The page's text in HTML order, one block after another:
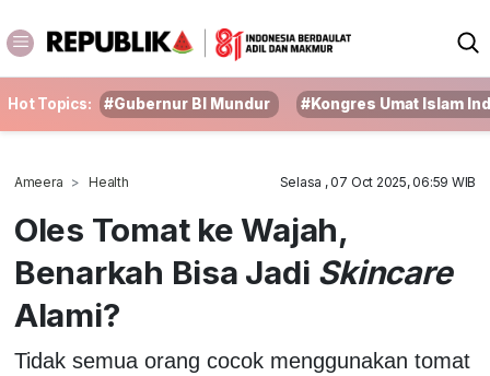
Hot Topics: #Gubernur BI Mundur #Kongres Umat Islam
Ameera Health Selasa , 07 Oct 2025, 06:59 WIB
Oles Tomat ke Wajah,
Benarkah Bisa Jadi Skincare
Alami?
Tidak semua orang cocok menggunakan tomat